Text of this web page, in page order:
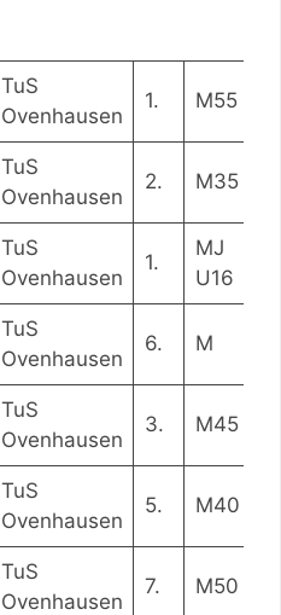
TuS
Ovenhausen
1. M55
TuS
Ovenhausen
2. M35
TuS
Ovenhausen
1.
MJ
U16
TuS
Ovenhausen
6. M
TuS
Ovenhausen
3. M45
TuS
Ovenhausen
5. M40
TuS
Ovenhausen
7. M50